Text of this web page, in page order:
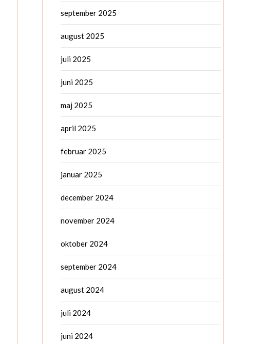
september 2025
august 2025
juli 2025
juni 2025
maj 2025
april 2025
februar 2025
januar 2025
december 2024
november 2024
oktober 2024
september 2024
august 2024
juli 2024
juni 2024